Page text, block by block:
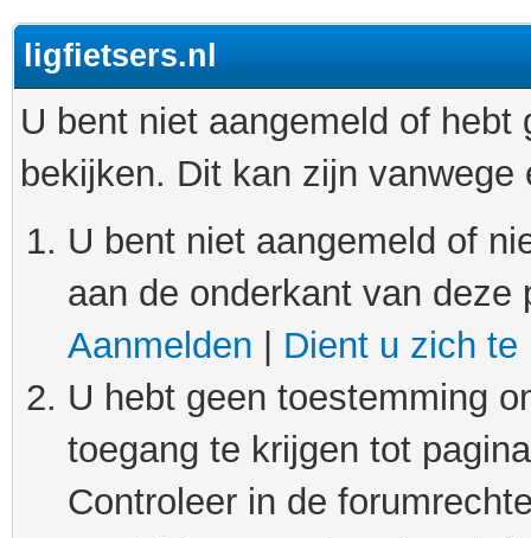
ligfietsers.nl
U bent niet aangemeld of
bekijken. Dit kan zijn
U bent niet aangemeld of
aan de onderkant van
Aanmelden
Dient u zich te
U hebt geen toestemming
toegang te krijgen tot
Controleer in de